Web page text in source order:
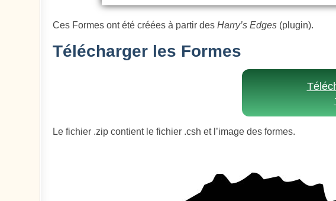
Ces Formes ont été créées à partir desHarry’s Edges (plugin).
Télécharger les Formes
Le fichier .zip contient le fichier .csh et l’image des formes.